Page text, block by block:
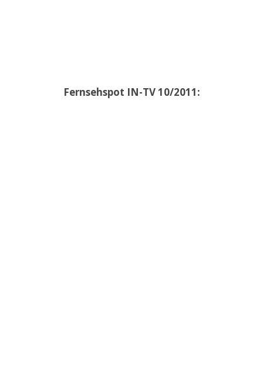
Fernsehspot IN-TV 10/2011: